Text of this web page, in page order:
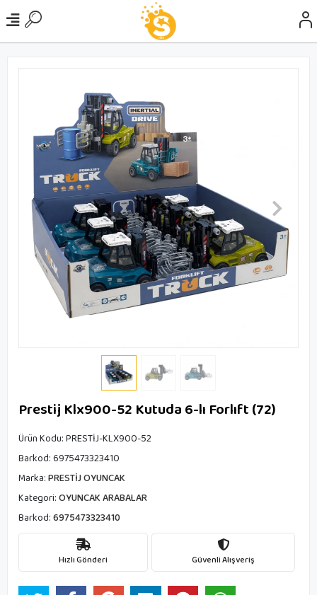
Prestij Klx900-52 Kutuda 6-lı Forlıft (72)
Ürün Kodu:PRESTİJ-KLX900-52
Barkod:6975473323410
Marka:PRESTİJ OYUNCAK
Kategori:OYUNCAK ARABALAR
Barkod:6975473323410
Hızlı Gönderi Güvenli Alışveriş